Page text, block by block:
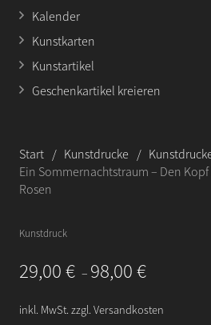
Kalender
Kunstkarten
Kunstartikel
Geschenkartikel kreieren
Start / Kunstdrucke /
Ein Sommernachtstraum – Den
Rosen
Kunstdruck
29,00€ – 98,00€
inkl. MwSt. zzgl. Versandkosten